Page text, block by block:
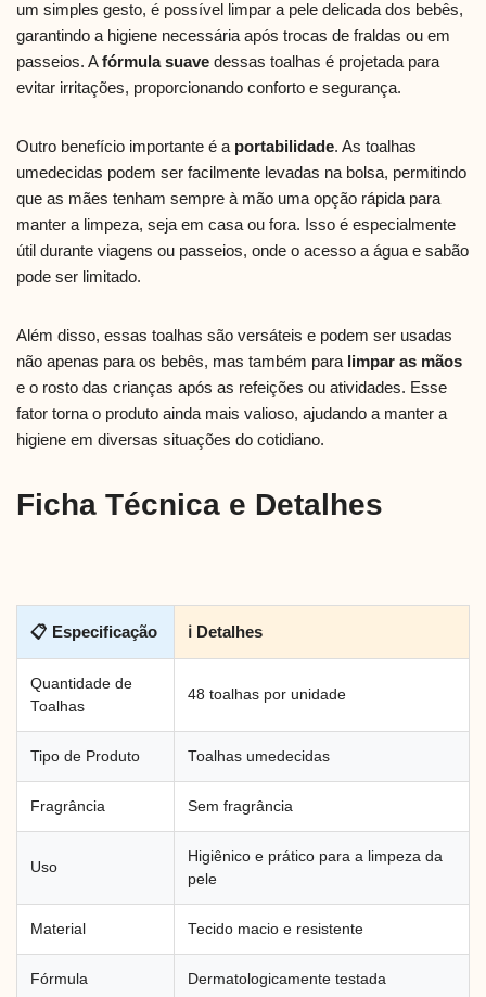
um simples gesto, é possível limpar a pele delicada dos bebês,
garantindo a higiene necessária após trocas de fraldas ou em
passeios. Afórmula suave dessas toalhas é projetada para
evitar irritações, proporcionando conforto e segurança.
Outro benefício importante é a portabilidade. As toalhas
umedecidas podem ser facilmente levadas na bolsa, permitindo
que as mães tenham sempre à mão uma opção rápida para
manter a limpeza, seja em casa ou fora. Isso é especialmente
útil durante viagens ou passeios, onde o acesso a água e sabão
pode ser limitado.
Além disso, essas toalhas são versáteis e podem ser usadas
não apenas para os bebês, mas também para limpar as mãos
e o rosto das crianças após as refeições ou atividades. Esse
fator torna o produto ainda mais valioso, ajudando a manter a
higiene em diversas situações do cotidiano.
Ficha Técnica e Detalhes
📋 Especificação ℹ Detalhes
Quantidade de
Toalhas
48 toalhas por unidade
Tipo de Produto Toalhas umedecidas
Fragrância Sem fragrância
Uso
Higiênico e prático para a limpeza da
pele
Material Tecido macio e resistente
Fórmula Dermatologicamente testada